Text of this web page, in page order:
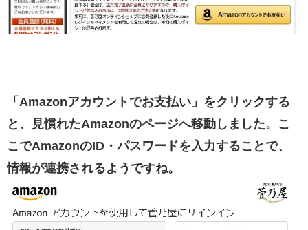
「Amazonアカウントでお支払い」をクリックする
と、見慣れたAmazonのページへ移動しました。こ
こでAmazonのID・パスワードを入力することで、
情報が連携されるようですね。